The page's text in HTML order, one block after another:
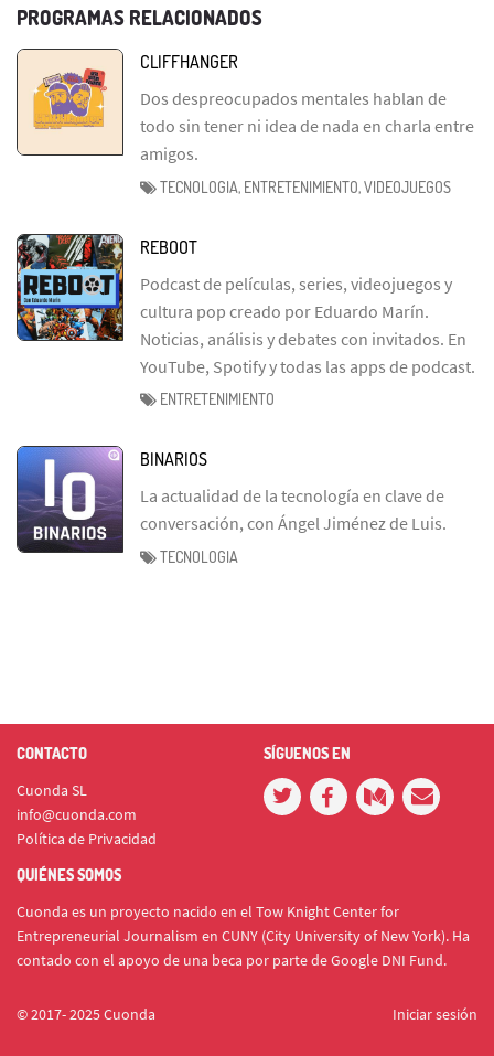
PROGRAMAS RELACIONADOS
CLIFFHANGER
Dos despreocupados mentales hablan de
todo sin tener ni idea de nada en charla entre
amigos.
TECNOLOGIA, ENTRETENIMIENTO, VIDEOJUEGOS
REBOOT
Podcast de películas, series, videojuegos y
cultura pop creado por Eduardo Marín.
Noticias, análisis y debates con invitados. En
YouTube, Spotify y todas las apps de podcast.
ENTRETENIMIENTO
BINARIOS
La actualidad de la tecnología en clave de
conversación, con Ángel Jiménez de Luis.
TECNOLOGIA
CONTACTO
Cuonda SL
info@cuonda.com
Política de Privacidad
SÍGUENOS EN
QUIÉNES SOMOS
Cuonda es un proyecto nacido en el Tow Knight Center for
Entrepreneurial Journalism en CUNY (City University of New York). Ha
contado con el apoyo de una beca por parte de Google DNI Fund.
© 2017- 2025 Cuonda Iniciar sesión